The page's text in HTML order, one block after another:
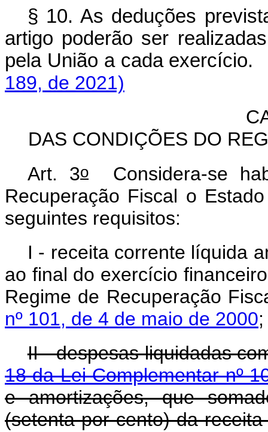
§ 10. As deduções
artigo poderão ser
pela União a cada exercício.
189, de 2021)
DAS CONDIÇÕES DO
Art. 3oConsidera-se
Recuperação Fiscal o
seguintes requisitos:
I - receita corrente líquida
ao final do exercício
Regime de Recuperação
nº 101, de 4 de maio de 2000;
II - despesas liquidadas
18 da Lei Complementar nº
e amortizações, que
(setenta por cento) da